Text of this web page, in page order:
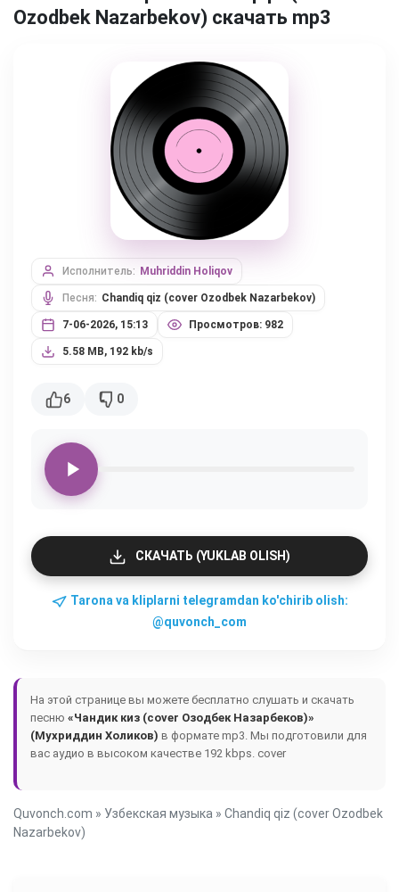
Ozodbek Nazarbekov) скачать mp3
Исполнитель: Muhriddin Holiqov
Песня: Chandiq qiz (cover Ozodbek Nazarbekov)
7-06-2026, 15:13 Просмотров: 982
5.58 MB, 192 kb/s
6 0
СКАЧАТЬ (YUKLAB OLISH)
Tarona va kliplarni telegramdan ko'chirib olish:
@quvonch_com
На этой странице вы можете бесплатно слушать и скачать
песню «Чандик киз (cover Озодбек Назарбеков)»
(Мухриддин Холиков) в формате mp3. Мы подготовили для
вас аудио в высоком качестве 192 kbps. cover
Quvonch.com » Узбекская музыка » Chandiq qiz (cover Ozodbek
Nazarbekov)